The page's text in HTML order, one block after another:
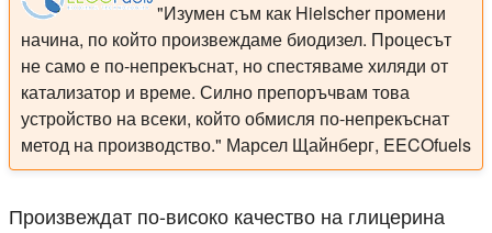
"Изумен съм как Hielscher промени
начина, по който произвеждаме биодизел. Процесът
не само е по-непрекъснат, но спестяваме хиляди от
катализатор и време. Силно препоръчвам това
устройство на всеки, който обмисля по-непрекъснат
метод на производство." Марсел Щайнберг, EECOfuels
Произвеждат по-високо качество на глицерина